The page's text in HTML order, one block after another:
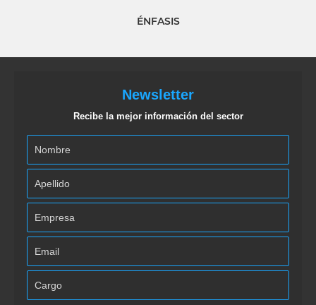
ÉNFASIS
Newsletter
Recibe la mejor información del sector